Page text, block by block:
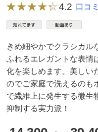
4.2 口コ
きめ細やかでクラシカル
ふれるエレガントな表情
化を楽しめます。美しい
のでご家庭で洗えるのも
で繊維上に発生する微生
抑制する実力派！